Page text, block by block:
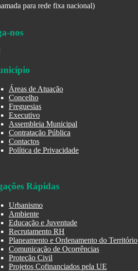
para rede fixa nacional)
nos
Áreas de Atuação
Concelho
Freguesias
Executivo
Assembleia Municipal
Contratação Pública
Contactos
Política de Privacidade
Rápidas
Urbanismo
Ambiente
Educação e Juventude
Recrutamento RH
Planeamento e Ordenamento do Território
Comunicação de Ocorrências
Proteção Civil
Projetos Cofinanciados pela UE